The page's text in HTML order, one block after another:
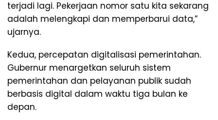
terjadi lagi. Pekerjaan nomor satu kita sekarang
adalah melengkapi dan memperbarui data,”
ujarnya.
Kedua, percepatan digitalisasi pemerintahan.
Gubernur menargetkan seluruh sistem
pemerintahan dan pelayanan publik sudah
berbasis digital dalam waktu tiga bulan ke
depan.